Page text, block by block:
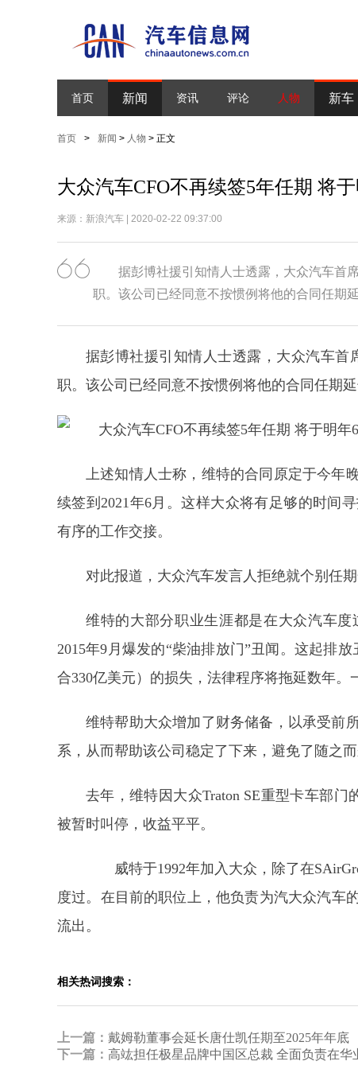
首页 新闻 资讯 评论 人物 新车
首页 > 新闻 > 人物 > 正文
大众汽车CFO不再续签5年任期 将
来源：新浪汽车 | 2020-02-22 09:37:00
据彭博社援引知情人士透露，大众汽车首
职。该公司已经同意不按惯例将他的合同任期延
据彭博社援引知情人士透露，大众汽车首
职。该公司已经同意不按惯例将他的合同任期延
上述知情人士称，维特的合同原定于今年
续签到2021年6月。这样大众将有足够的时间
有序的工作交接。
对此报道，大众汽车发言人拒绝就个别任期
维特的大部分职业生涯都是在大众汽车
2015年9月爆发的“柴油排放门”丑闻。这起排
合330亿美元）的损失，法律程序将拖延数年。
维特帮助大众增加了财务储备，以承受前
系，从而帮助该公司稳定了下来，避免了随之
去年，维特因大众Traton SE重型卡车部
被暂时叫停，收益平平。
威特于1992年加入大众，除了在
度过。在目前的职位上，他负责为汽大众汽车
流出。
相关热词搜索：
上一篇： 戴姆勒董事会延长唐仕凯任期至2025年年底
下一篇： 高竑担任极星品牌中国区总裁 全面负责在华